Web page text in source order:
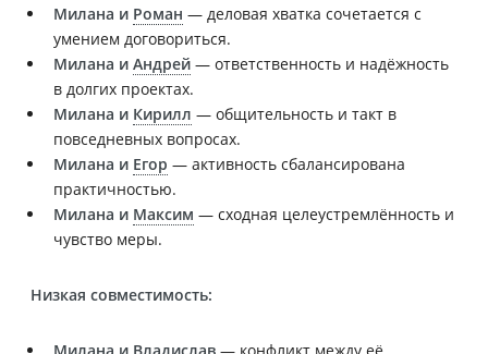
Милана и Роман — деловая хватка сочетается с
умением договориться.
Милана и Андрей — ответственность и надёжность
в долгих проектах.
Милана и Кирилл — общительность и такт в
повседневных вопросах.
Милана и Егор — активность сбалансирована
практичностью.
Милана и Максим — сходная целеустремлённость и
чувство меры.
Низкая совместимость: